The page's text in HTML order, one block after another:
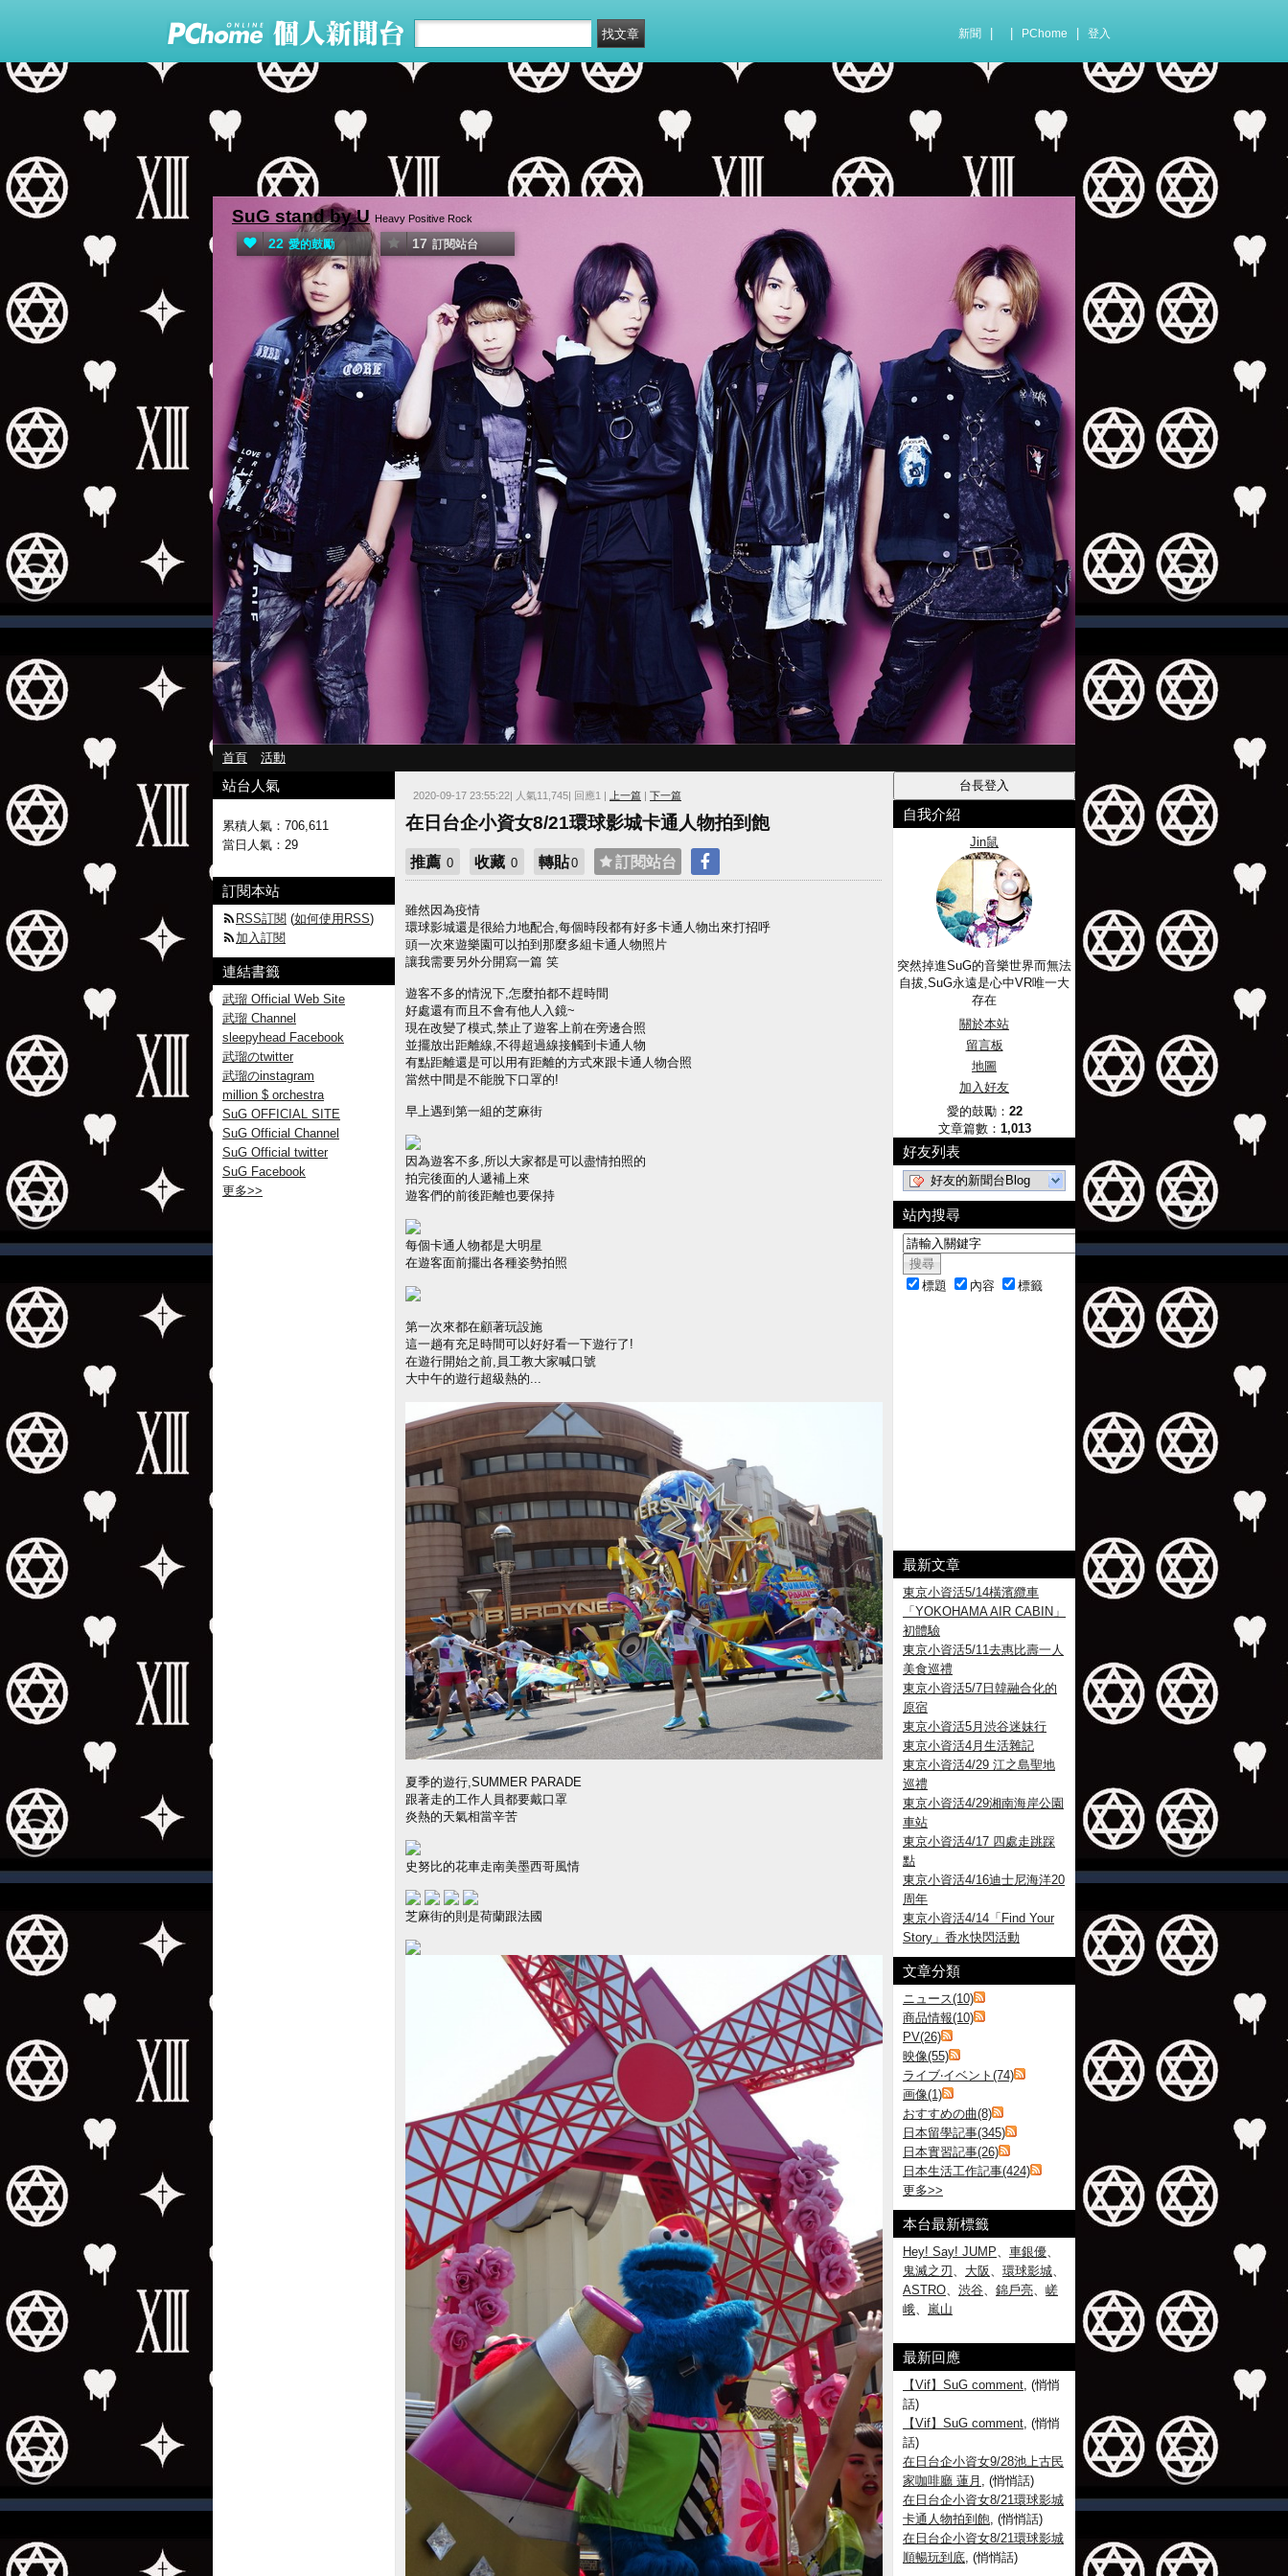
新聞 PChome 登入
SuG stand by U Heavy Positive Rock
22 愛的鼓勵 17 訂閱站台
首頁 活動
2020-09-17 23:55:22| 人氣11,745| 回應1 | 上一篇 | 下一篇
在日台企小資女8/21環球影城卡通人物拍到飽
推薦 0 收藏 0 轉貼0 訂閱站台
雖然因為疫情
環球影城還是很給力地配合,每個時段都有好多卡通人物出來打招呼
頭一次來遊樂園可以拍到那麼多組卡通人物照片
讓我需要另外分開寫一篇 笑
遊客不多的情況下,怎麼拍都不趕時間
好處還有而且不會有他人入鏡~
現在改變了模式,禁止了遊客上前在旁邊合照
並擺放出距離線,不得超過線接觸到卡通人物
有點距離還是可以用有距離的方式來跟卡通人物合照
當然中間是不能脫下口罩的!
早上遇到第一組的芝麻街
因為遊客不多,所以大家都是可以盡情拍照的
拍完後面的人遞補上來
遊客們的前後距離也要保持
每個卡通人物都是大明星
在遊客面前擺出各種姿勢拍照
第一次來都在顧著玩設施
這一趟有充足時間可以好好看一下遊行了!
在遊行開始之前,員工教大家喊口號
大中午的遊行超級熱的...
夏季的遊行,SUMMER PARADE
跟著走的工作人員都要戴口罩
炎熱的天氣相當辛苦
史努比的花車走南美墨西哥風情
芝麻街的則是荷蘭跟法國
自我介紹
Jin鼠
突然掉進SuG的音樂世界而無法
自拔,SuG永遠是心中VR唯一大
存在
關於本站
留言板
地圖
加入好友
愛的鼓勵： 22
文章篇數： 1,013
好友列表
好友的新聞台Blog
站內搜尋
標題 內容 標籤
最新文章
東京小資活5/14橫濱纜車
「YOKOHAMA AIR CABIN」
初體驗
東京小資活5/11去惠比壽一人
美食巡禮
東京小資活5/7日韓融合化的
原宿
東京小資活5月渋谷迷妹行
東京小資活4月生活雜記
東京小資活4/29 江之島聖地
巡禮
東京小資活4/29湘南海岸公園
車站
東京小資活4/17 四處走跳踩
點
東京小資活4/16迪士尼海洋20
周年
東京小資活4/14「Find Your
Story」香水快閃活動
文章分類
ニュース(10)
商品情報(10)
PV(26)
映像(55)
ライブ‧イベント(74)
画像(1)
おすすめの曲(8)
日本留學記事(345)
日本實習記事(26)
日本生活工作記事(424)
更多>>
本台最新標籤
Hey! Say! JUMP、 車銀優、
鬼滅之刃 、 大阪 、 環球影城、
ASTRO、 渋谷、 錦戶亮、 嵯
峨、 嵐山
最新回應
【Vif】SuG comment, (悄悄
話)
【Vif】SuG comment, (悄悄
話)
在日台企小資女9/28池上古民
家咖啡廳 蓮月 , (悄悄話)
在日台企小資女8/21環球影城
卡通人物拍到飽, (悄悄話)
在日台企小資女8/21環球影城
順暢玩到底, (悄悄話)
站台人氣
累積人氣： 706,611
當日人氣： 29
訂閱本站
RSS訂閱 (如何使用RSS)
加入訂閱
連結書籤
武瑠 Official Web Site
武瑠 Channel
sleepyhead Facebook
武瑠のtwitter
武瑠のinstagram
million $ orchestra
SuG OFFICIAL SITE
SuG Official Channel
SuG Official twitter
SuG Facebook
更多>>